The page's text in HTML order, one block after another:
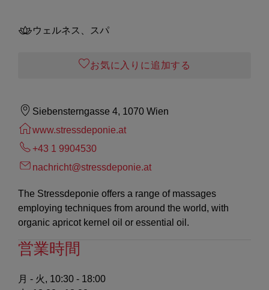
ウェルネス、スパ
お気に入りに追加する
Siebensterngasse 4, 1070 Wien
www.stressdeponie.at
+43 1 9904530
nachricht@stressdeponie.at
The Stressdeponie offers a range of massages
employing techniques from around the world, with
organic apricot kernel oil or essential oil.
営業時間
月 - 火, 10:30 - 18:00